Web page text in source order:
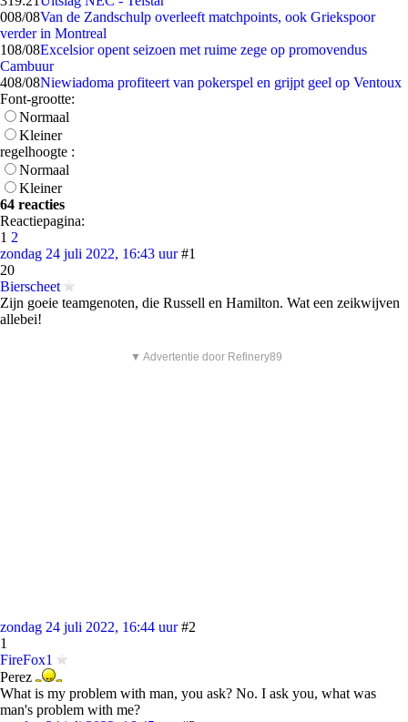
008/08Van de Zandschulp overleeft matchpoints, ook Griekspoor
verder in Montreal
108/08Excelsior opent seizoen met ruime zege op promovendus
Cambuur
408/08Niewiadoma profiteert van pokerspel en grijpt geel op Ventoux
Font-grootte:
Normaal
Kleiner
regelhoogte :
Normaal
Kleiner
64 reacties
Reactiepagina:
1 2
zondag 24 juli 2022, 16:43 uur #1
20
Bierscheet
Zijn goeie teamgenoten, die Russell en Hamilton. Wat een zeikwijven
allebei!
▼ Advertentie door Refinery89
zondag 24 juli 2022, 16:44 uur #2
1
FireFox1
Perez
What is my problem with man, you ask? No. I ask you, what was
man's problem with me?